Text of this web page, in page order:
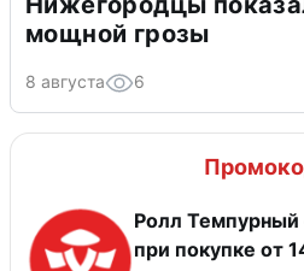
мощной грозы
8 августа 6
Ролл Темпурный
при покупке от